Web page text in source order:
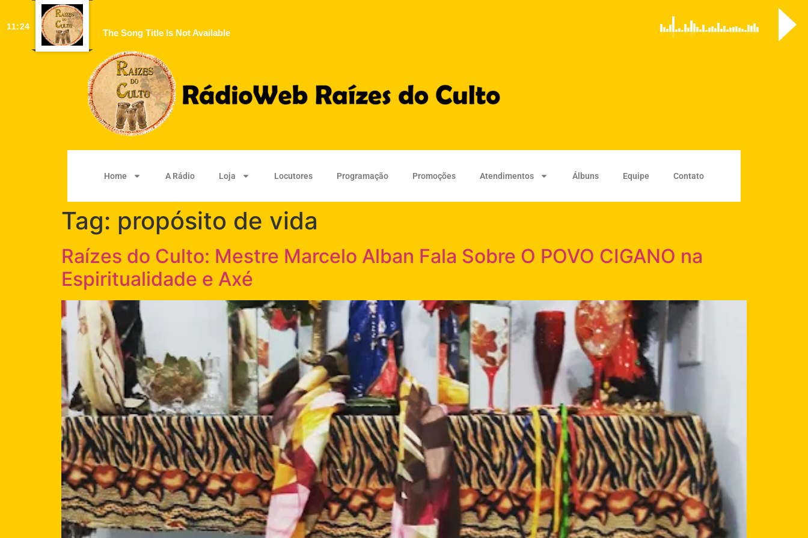
11:24
The Song Title Is Not Available
Home A Rádio Loja Locutores Programação Promoções Atendimentos Álbuns Equipe Contato
Tag: propósito de vida
Raízes do Culto: Mestre Marcelo Alban Fala Sobre O POVO CIGANO na
Espiritualidade e Axé